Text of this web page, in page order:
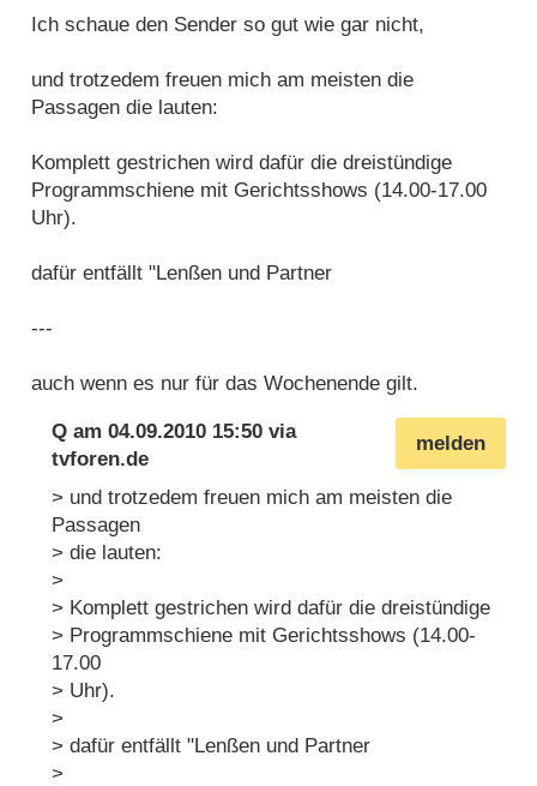
Ich schaue den Sender so gut wie gar nicht,
und trotzedem freuen mich am meisten die
Passagen die lauten:
Komplett gestrichen wird dafür die dreistündige
Programmschiene mit Gerichtsshows (14.00-17.00
Uhr).
dafür entfällt "Lenßen und Partner
---
auch wenn es nur für das Wochenende gilt.
melden
Q am04.09.2010 15:50 via
tvforen.de
> und trotzedem freuen mich am meisten die
Passagen
> die lauten:
>
> Komplett gestrichen wird dafür die dreistündige
> Programmschiene mit Gerichtsshows (14.00-
17.00
> Uhr).
>
> dafür entfällt "Lenßen und Partner
>